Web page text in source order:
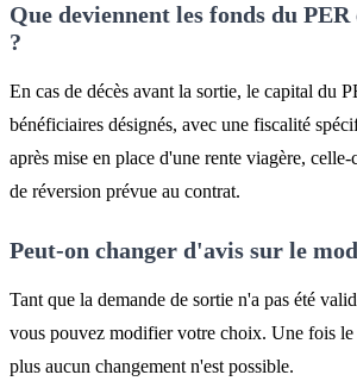
Que deviennent les fonds du PER
?
En cas de décès avant la sortie, le capital du
bénéficiaires désignés, avec une fiscalité
après mise en place d'une rente viagère,
de réversion prévue au contrat.
Peut-on changer d'avis sur le
Tant que la demande de sortie n'a pas été
vous pouvez modifier votre choix. Une fois le
plus aucun changement n'est possible.